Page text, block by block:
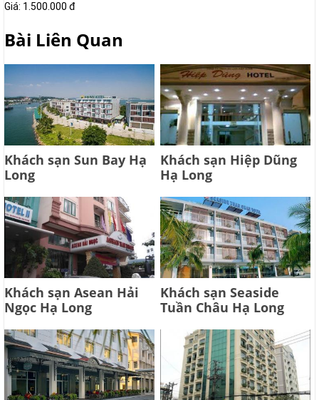
Giá: 1.500.000 đ
Bài Liên Quan
Khách sạn Sun Bay Hạ
Long
Khách sạn Hiệp Dũng
Hạ Long
Khách sạn Asean Hải
Ngọc Hạ Long
Khách sạn Seaside
Tuần Châu Hạ Long